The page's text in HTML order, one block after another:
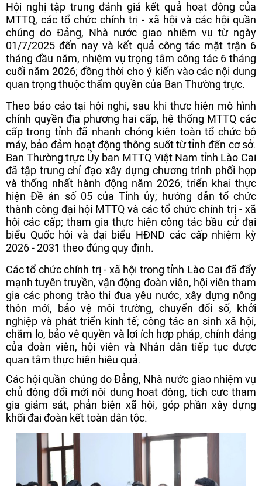
Hội nghị tập trung đánh giá kết quả hoạt động của
MTTQ, các tổ chức chính trị - xã hội và các hội quần
chúng do Đảng, Nhà nước giao nhiệm vụ từ ngày
01/7/2025 đến nay và kết quả công tác mặt trận 6
tháng đầu năm, nhiệm vụ trọng tâm công tác 6 tháng
cuối năm 2026; đồng thời cho ý kiến vào các nội dung
quan trọng thuộc thẩm quyền của Ban Thường trực.
Theo báo cáo tại hội nghị, sau khi thực hiện mô hình
chính quyền địa phương hai cấp, hệ thống MTTQ các
cấp trong tỉnh đã nhanh chóng kiện toàn tổ chức bộ
máy, bảo đảm hoạt động thông suốt từ tỉnh đến cơ sở.
Ban Thường trực Ủy ban MTTQ Việt Nam tỉnh Lào Cai
đã tập trung chỉ đạo xây dựng chương trình phối hợp
và thống nhất hành động năm 2026; triển khai thực
hiện Đề án số 05 của Tỉnh ủy; hướng dẫn tổ chức
thành công đại hội MTTQ và các tổ chức chính trị - xã
hội các cấp; tham gia thực hiện công tác bầu cử đại
biểu Quốc hội và đại biểu HĐND các cấp nhiệm kỳ
2026 - 2031 theo đúng quy định.
Các tổ chức chính trị - xã hội trong tỉnh Lào Cai đã đẩy
mạnh tuyên truyền, vận động đoàn viên, hội viên tham
gia các phong trào thi đua yêu nước, xây dựng nông
thôn mới, bảo vệ môi trường, chuyển đổi số, khởi
nghiệp và phát triển kinh tế; công tác an sinh xã hội,
chăm lo, bảo vệ quyền và lợi ích hợp pháp, chính đáng
của đoàn viên, hội viên và Nhân dân tiếp tục được
quan tâm thực hiện hiệu quả.
Các hội quần chúng do Đảng, Nhà nước giao nhiệm vụ
chủ động đổi mới nội dung hoạt động, tích cực tham
gia giám sát, phản biện xã hội, góp phần xây dựng
khối đại đoàn kết toàn dân tộc.